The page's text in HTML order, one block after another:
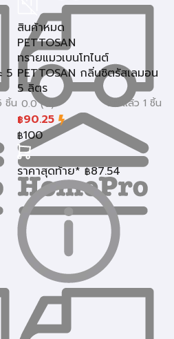
5
ชิ้น
สินค้าหมด
PETTOSAN
ทรายแมวเบนโทไนต์
PETTOSAN กลิ่นซิตรัสเลมอน
5 ลิตร
0.0 (0) ขายแล้ว 1 ชิ้น
฿90.25
฿100
ราคาสุดท้าย* ฿87.54